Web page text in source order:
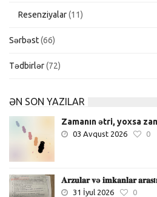
Resenziyalar(11)
Sərbəst(66)
Tədbirlər(72)
ƏN SON YAZILAR
Zamanın ətri, yoxsa
03 Avqust 2026 0
𝐀𝐫𝐳𝐮𝐥𝐚𝐫 𝐯ə 𝐢𝐦𝐤𝐚𝐧𝐥𝐚𝐫
31 İyul 2026 0